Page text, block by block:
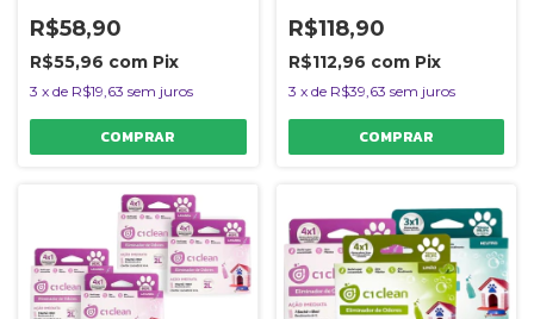
R$58,90
R$55,96 com Pix
3 x de R$19,63 sem juros
Rende 5L
R$118,90
R$112,96 com Pix
3 x de R$39,63 sem juros